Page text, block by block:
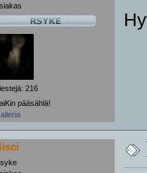
216
pääsählä!